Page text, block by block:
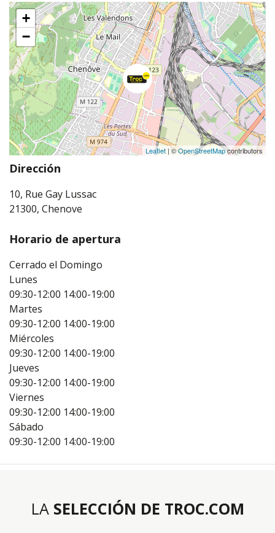
+
−
Leaflet | ©OpenStreetMapcontributors
Dirección
10, Rue Gay Lussac
21300, Chenove
Horario de apertura
Cerrado el Domingo
Lunes
09:30-12:00 14:00-19:00
Martes
09:30-12:00 14:00-19:00
Miércoles
09:30-12:00 14:00-19:00
Jueves
09:30-12:00 14:00-19:00
Viernes
09:30-12:00 14:00-19:00
Sábado
09:30-12:00 14:00-19:00
LA SELECCIÓN DE TROC.COM